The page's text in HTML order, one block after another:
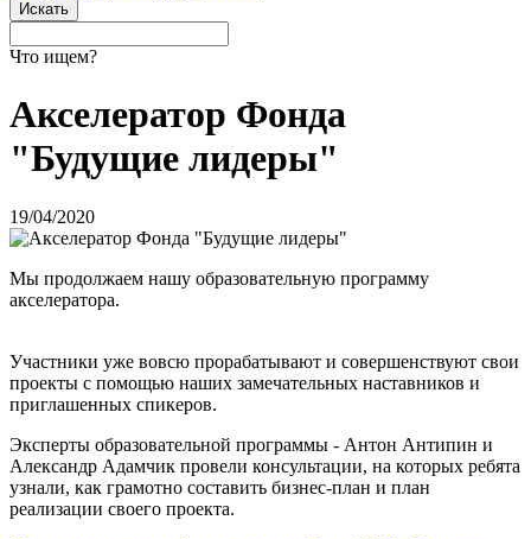
Что ищем?
Акселератор Фонда
"Будущие лидеры"
19/04/2020
Мы продолжаем нашу образовательную программу
акселератора.
Участники уже вовсю прорабатывают и совершенствуют свои
проекты с помощью наших замечательных наставников и
приглашенных спикеров.
Эксперты образовательной программы - Антон Антипин и
Александр Адамчик провели консультации, на которых ребята
узнали, как грамотно составить бизнес-план и план
реализации своего проекта.